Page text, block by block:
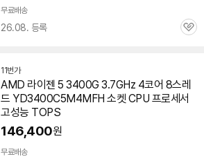
무료배송
26.08. 등록
관
11번가
AMD 라이젠 5 3400G 3.7GHz 4코어 8스레
드 YD3400C5M4MFH 소켓 CPU 프로세서
고성능 TOPS
146,400원
무료배송